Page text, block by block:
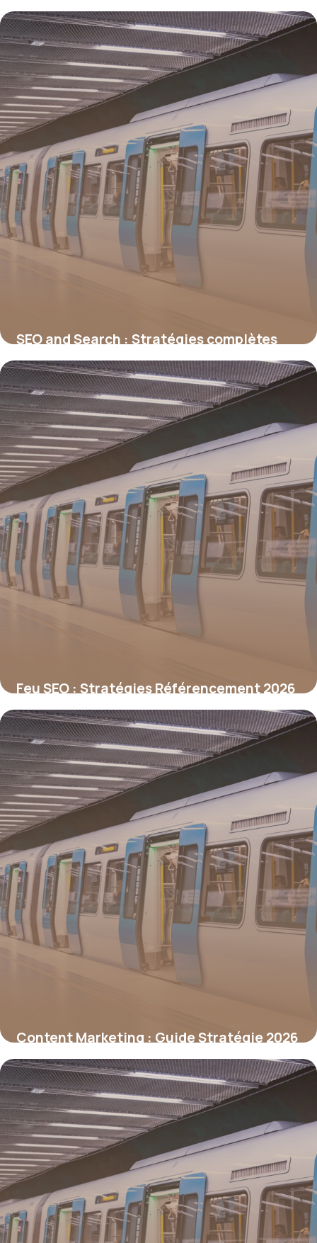
Référencement
7 juillet 2026
SEO and Search : Stratégies complètes
2026
30 juin 2026
Feu SEO : Stratégies Référencement 2026
29 juin 2026
Content Marketing : Guide Stratégie 2026
25 juin 2026